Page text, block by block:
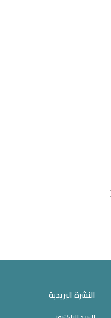
النشرة البريدية